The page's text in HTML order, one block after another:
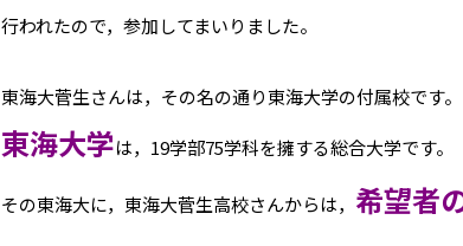
行われたので，参加してまいりました。
東海大菅生さんは，その名の通り東海大学の付属校です。
東海大学は，19学部75学科を擁する総合大学です。
その東海大に，東海大菅生高校さんからは， 希望者